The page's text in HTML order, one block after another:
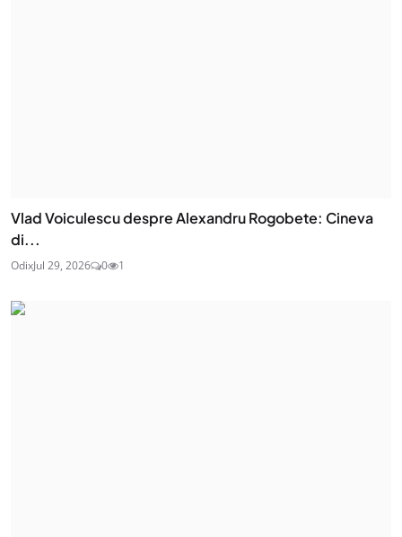
Vlad Voiculescu despre Alexandru Rogobete: Cineva
di...
OdixJul 29, 2026 0 1